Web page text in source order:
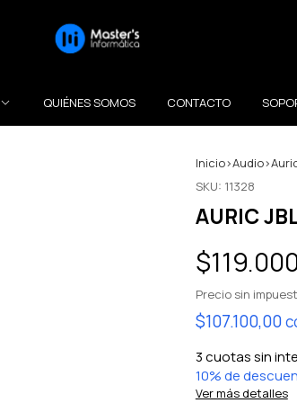
QUIÉNES SOMOS CONTACTO
Inicio>Audio>
SKU: 11328
AURIC
Precio sin
$107.100,00
3cuotas sin
10% de
Ver más detalles